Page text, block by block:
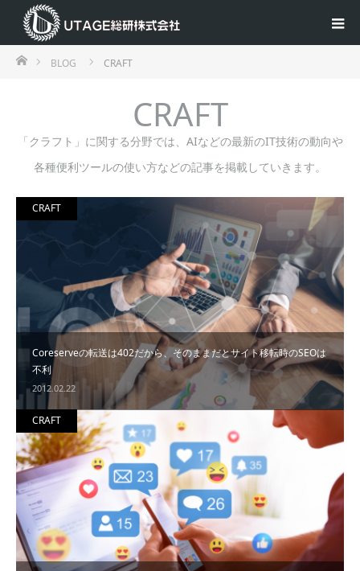
ホームBLOG CRAFT
CRAFT
「クラフト」に関する分野では、AIなどの最新のIT技術の動向や
各種便利ツールの使い方などの記事を掲載していきます。
Coreserveの転送は402だから、そのままだとサイト移転時のSEOは
不利
2012.02.22
CRAFT
CRAFT